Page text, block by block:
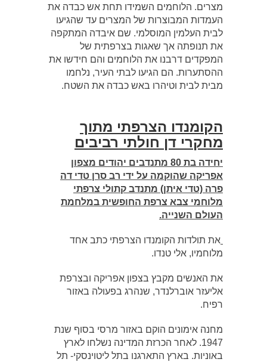
מצרים. הלוחמים השמידו תחת אש כבדה את
העמדות המבוצרות של המצרים עד שהגיעו
לבית העלמין המוסלמי. שם איבדה המתקפה
את תנופתה אך שאגות בצרפתית של
המפקדים דרבנו את הלוחמים והם חידשו את
ההסתערות. הם הגיעו לבתי העיר, נלחמו
מבית לבית וטיהרו באש כבדה את השטח.
הקומנדו הצרפתי מתוך
מחקרי דן חולתי רביבים
יחידה בת 80 מתנדבים יהודים מצפון
אפריקה שהוקמה על ידי רב סרן טדי דה
פרה (טדי איתן) מתנדב קתולי צרפתי
מלוחמי צבא צרפת החופשית במלחמת
העולם השנייה.
את תולדות הקומנדו הצרפתי כתב אחד
מלוחמיו, אלי טנדו.
את האנשים מקבץ בצפון אפריקה ובצרפת
אליעזר אוברלנדר, שנהרג בפעולה באזור
רפיח.
מחנה אימונים הוקם באזור מרסי בסוף שנת
1947. לאחר הכרזת המדינה נשלחו לארץ
באוניות. בארץ התארגנו בתל ליטוינסקי- תל